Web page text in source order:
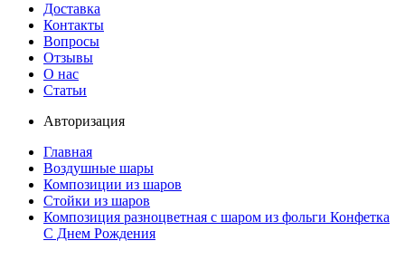
Доставка
Контакты
Вопросы
Отзывы
О нас
Статьи
Авторизация
Главная
Воздушные шары
Композиции из шаров
Стойки из шаров
Композиция разноцветная с шаром из фольги Конфетка
С Днем Рождения